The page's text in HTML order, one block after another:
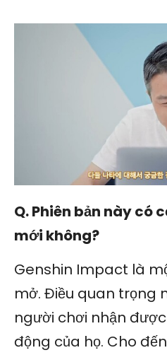
Q. Phiên bản này có
mới không?
Genshin Impact là
mở. Điều quan trọng
người chơi nhận
động của họ. Cho